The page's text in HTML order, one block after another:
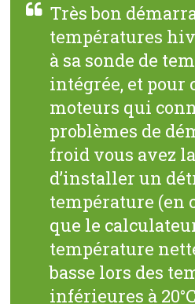
Très bon
températures
à sa sonde de
intégrée, et pour
moteurs qui
problèmes de
froid vous avez
d’installer un
température (en
que le
température
basse lors des
inférieures à